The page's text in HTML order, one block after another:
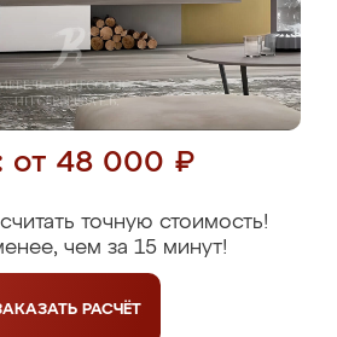
от 48 000 ₽
точную стоимость!
чем за 15 минут!
РАСЧЁТ